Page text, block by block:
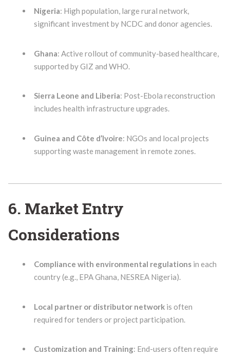
Nigeria: High population, large rural network,
significant investment by NCDC and donor agencies.
Ghana: Active rollout of community-based healthcare,
supported by GIZ and WHO.
Sierra Leone and Liberia: Post-Ebola reconstruction
includes health infrastructure upgrades.
Guinea and Côte d’Ivoire: NGOs and local projects
supporting waste management in remote zones.
6. Market Entry
Considerations
Compliance with environmental regulationsin each
country (e.g., EPA Ghana, NESREA Nigeria).
Local partner or distributor networkis often
required for tenders or project participation.
Customization and Training: End-users often require